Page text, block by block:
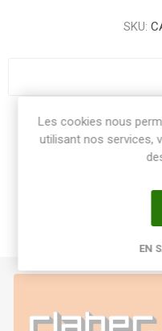
SKU:
Les cookies nous
utilisant nos services,
EN